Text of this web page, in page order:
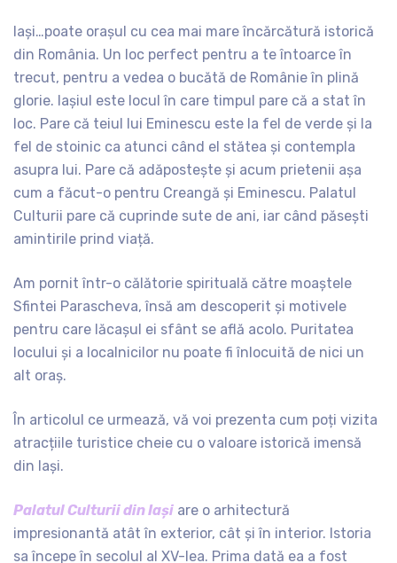
Iași…poate orașul cu cea mai mare încărcătură istorică
din România. Un loc perfect pentru a te întoarce în
trecut, pentru a vedea o bucătă de Românie în plină
glorie. Iașiul este locul în care timpul pare că a stat în
loc. Pare că teiul lui Eminescu este la fel de verde și la
fel de stoinic ca atunci când el stătea și contempla
asupra lui. Pare că adăpostește și acum prietenii așa
cum a făcut-o pentru Creangă și Eminescu. Palatul
Culturii pare că cuprinde sute de ani, iar când păsești
amintirile prind viață.
Am pornit într-o călătorie spirituală către moaștele
Sfintei Parascheva, însă am descoperit și motivele
pentru care lăcașul ei sfânt se află acolo. Puritatea
locului și a localnicilor nu poate fi înlocuită de nici un
alt oraș.
În articolul ce urmează, vă voi prezenta cum poți vizita
atracțiile turistice cheie cu o valoare istorică imensă
din Iași.
Palatul Culturii din Iași are o arhitectură
impresionantă atât în exterior, cât și în interior. Istoria
sa începe în secolul al XV-lea. Prima dată ea a fost